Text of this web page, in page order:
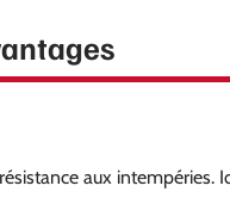
aux intempéries.